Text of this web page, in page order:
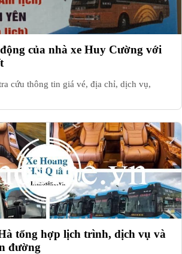
của nhà xe Huy Cường với
cứu thông tin giá vé, địa chỉ, dịch vụ,
tổng hợp lịch trình, dịch vụ và
đường